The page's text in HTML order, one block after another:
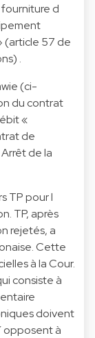
d
(article 57 de
.
(ci-
du contrat
«
de
de la
TP pour l
TP, après
rejetés, a
Cette
à la Cour.
consiste à
doivent
à